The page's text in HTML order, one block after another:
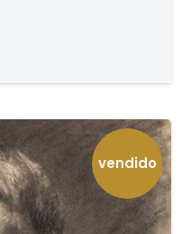
vendido